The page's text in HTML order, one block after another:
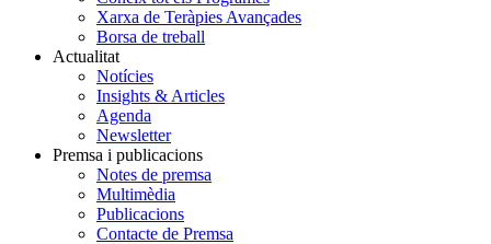
Xarxa de Teràpies Avançades
Borsa de treball
Actualitat
Notícies
Insights & Articles
Agenda
Newsletter
Premsa i publicacions
Notes de premsa
Multimèdia
Publicacions
Contacte de Premsa